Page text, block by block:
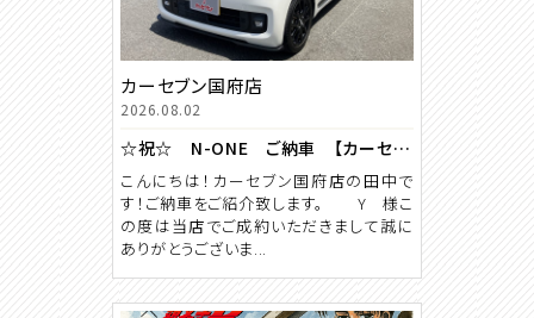
カーセブン国府店
2026.08.02
☆祝☆ N-ONE ご納車 【カーセブン国府店】
こんにちは！カーセブン国府店の田中で
す！ご納車をご紹介致します。 Y 様こ
の度は当店でご成約いただきまして誠に
ありがとうございま...